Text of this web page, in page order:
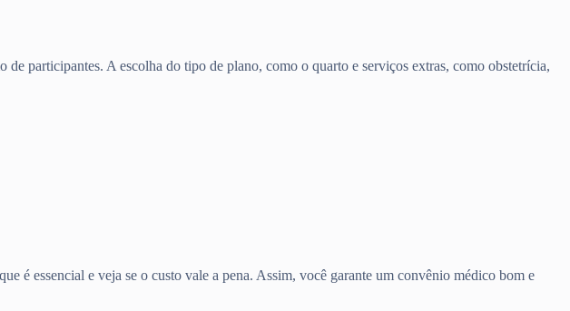
participantes. A escolha do tipo de plano, como o quarto e serviços extras, como obstetrícia,
é essencial e veja se o custo vale a pena. Assim, você garante um convênio médico bom e